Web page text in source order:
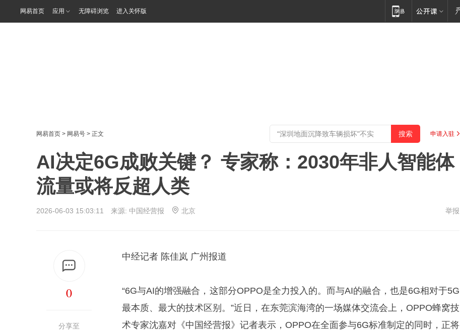
网易首页 应用 无障碍浏览 进入关怀版
网易首页 > 网易号 > 正文 申请入驻
AI决定6G成败关键？ 专家称：2030年非人智能体
流量或将反超人类
2026-06-03 15:03:11 来源: 中国经营报 北京 举报
0
分享至
中经记者 陈佳岚 广州报道
“6G与AI的增强融合，这部分OPPO是全力投入的。而与AI的融合，也是6G相对于5G
最本质、最大的技术区别。”近日，在东莞滨海湾的一场媒体交流会上，OPPO蜂窝技
术专家沈嘉对《中国经营报》记者表示，OPPO在全面参与6G标准制定的同时，正将